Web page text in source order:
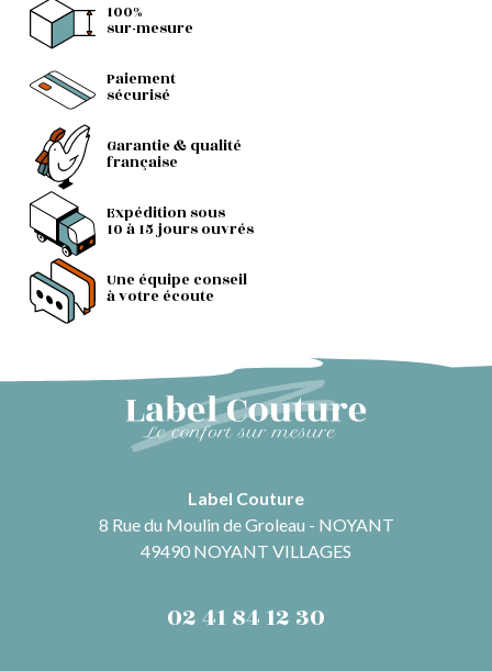
100%
sur-mesure
Paiement
sécurisé
Garantie & qualité
française
Expédition sous
10 à 15 jours ouvrés
Une équipe conseil
à votre écoute
Label Couture
8 Rue du Moulin de Groleau - NOYANT
49490 NOYANT VILLAGES
02 41 84 12 30